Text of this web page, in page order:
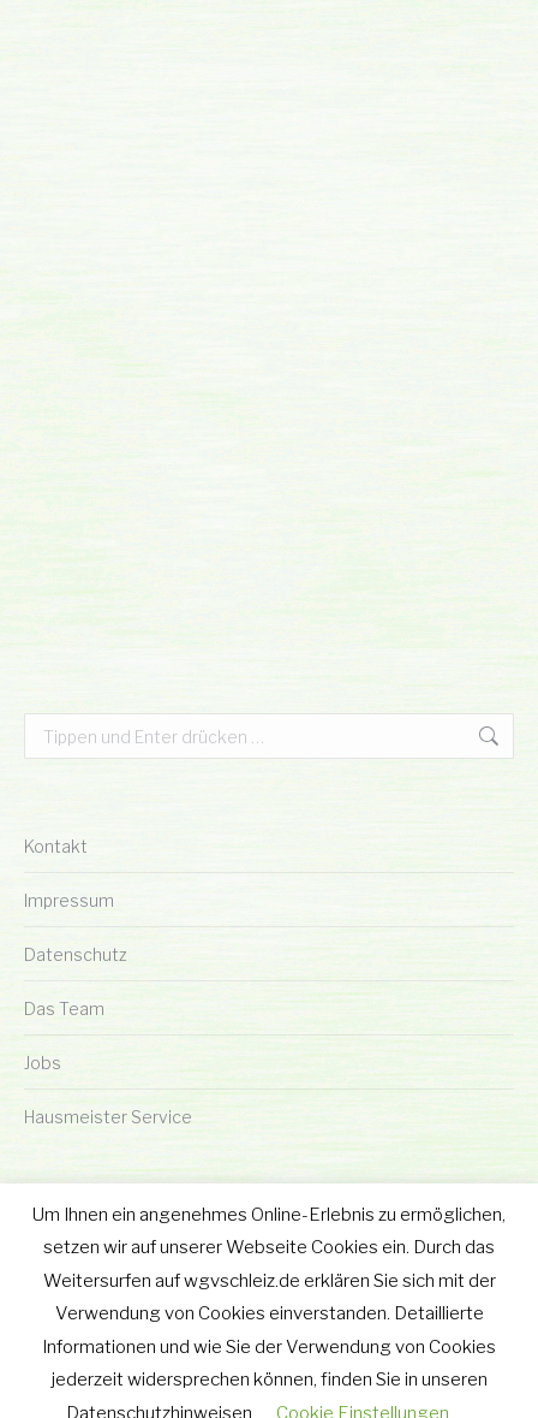
Search:
Kontakt
Impressum
Datenschutz
Das Team
Jobs
Hausmeister Service
wgv Schleiz GmbH
Geraer Straße 12 • 07907 Schleiz
Tel.: 03663 - 40 67 582
Um Ihnen ein angenehmes Online-Erlebnis zu ermöglichen,
setzen wir auf unserer Webseite Cookies ein. Durch das
Weitersurfen auf wgvschleiz.de erklären Sie sich mit der
Verwendung von Cookies einverstanden. Detaillierte
Informationen und wie Sie der Verwendung von Cookies
jederzeit widersprechen können, finden Sie in unseren
Datenschutzhinweisen
Cookie Einstellungen